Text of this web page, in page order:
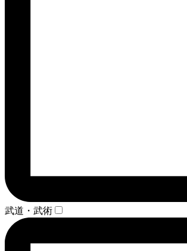
武道・武術